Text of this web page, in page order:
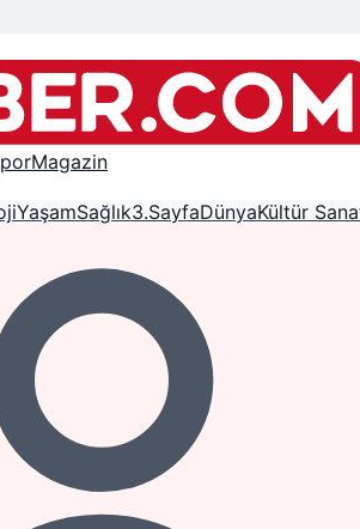
Magazin
YaşamSağlık3.SayfaDünyaKültür